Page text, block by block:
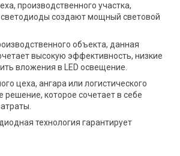
производственного участка,
светодиоды создают мощный световой
объекта, данная
высокую эффективность, низкие
вложения в LED освещение.
цеха, ангара или логистического
решение, которое сочетает в себе
технология гарантирует